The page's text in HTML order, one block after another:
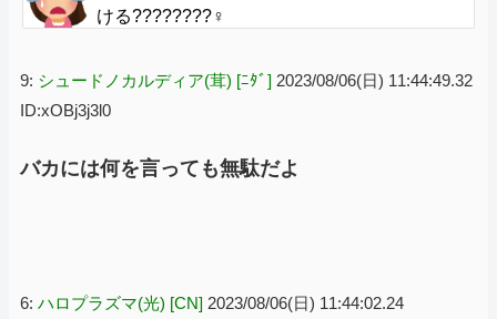
ける????????‍♀
9: シュードノカルディア(茸) [ﾆﾀﾞ] 2023/08/06(日) 11:44:49.32
ID:xOBj3j3l0
バカには何を言っても無駄だよ
6: ハロプラズマ(光) [CN] 2023/08/06(日) 11:44:02.24